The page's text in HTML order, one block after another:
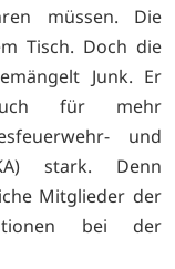
müssen. Die
Tisch. Doch die
Junk. Er
für mehr
und
stark. Denn
Mitglieder der
bei der